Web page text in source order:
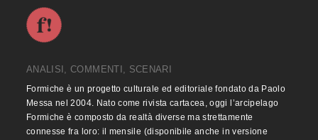
ANALISI, COMMENTI, SCENARI
Formiche è un progetto culturale ed editoriale fondato da Paolo
Messa nel 2004. Nato come rivista cartacea, oggi l’arcipelago
Formiche è composto da realtà diverse ma strettamente
connesse fra loro: il mensile (disponibile anche in versione